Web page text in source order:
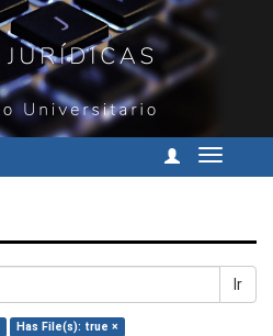
Cambiar
Ir
Has File(s): true ×